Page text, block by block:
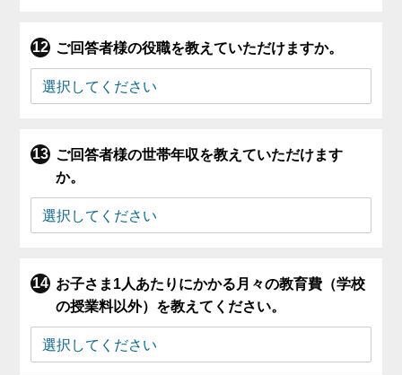
ご回答者様の役職を教えていただけますか。
ご回答者様の世帯年収を教えていただけます
か。
お子さま1人あたりにかかる月々の教育費（学校
の授業料以外）を教えてください。